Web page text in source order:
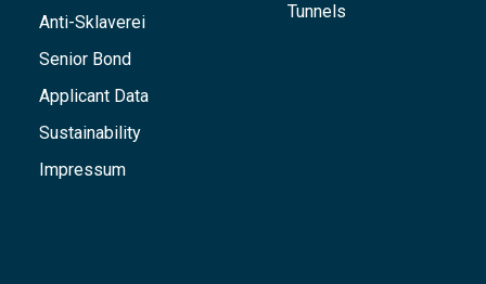
Anti-Sklaverei
Senior Bond
Applicant Data
Sustainability
Impressum
Tunnels